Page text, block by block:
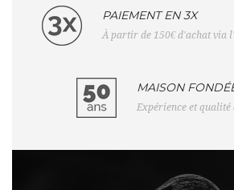
PAIEMENT EN 3X
À partir de 150€ d'achat via
MAISON
Expérience et qualité